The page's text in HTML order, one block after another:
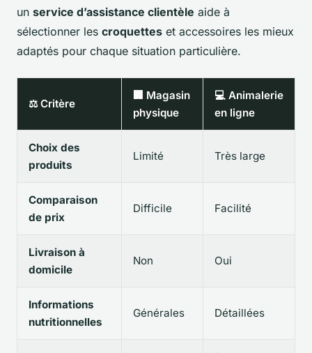
un service d’assistance clientèle aide à
sélectionner les croquettes et accessoires les mieux
adaptés pour chaque situation particulière.
⚖️ Critère
🏢 Magasin
physique
💻 Animalerie
en ligne
Choix des
produits
Limité Très large
Comparaison
de prix
Difficile Facilité
Livraison à
domicile
Non Oui
Informations
nutritionnelles
Générales Détaillées